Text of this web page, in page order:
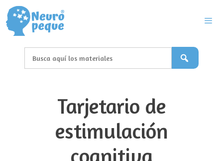
Saltar
al
contenido
Tarjetario de
estimulación
cognitiva